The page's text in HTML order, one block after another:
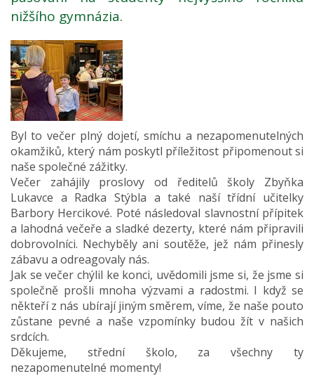
nižšího gymnázia.
Byl to večer plný dojetí, smíchu a nezapomenutelných
okamžiků, který nám poskytl příležitost připomenout si
naše společné zážitky.
Večer zahájily proslovy od ředitelů školy Zbyňka
Lukavce a Radka Stýbla a také naší třídní učitelky
Barbory Hercikové. Poté následoval slavnostní přípitek
a lahodná večeře a sladké dezerty, které nám připravili
dobrovolníci. Nechyběly ani soutěže, jež nám přinesly
zábavu a odreagovaly nás.
Jak se večer chýlil ke konci, uvědomili jsme si, že jsme si
společně prošli mnoha výzvami a radostmi. I když se
někteří z nás ubírají jiným směrem, víme, že naše pouto
zůstane pevné a naše vzpomínky budou žít v našich
srdcích.
Děkujeme, střední školo, za všechny ty
nezapomenutelné momenty!